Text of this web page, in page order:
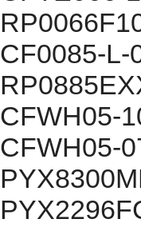
CF0085-L-
CFWH05-
CFWH05-